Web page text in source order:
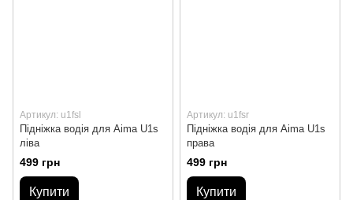
Артикул: u1fsl
Підніжка водія для Aima U1s
ліва
499 грн
Купити
Артикул: u1fsr
Підніжка водія для Aima U1s
права
499 грн
Купити